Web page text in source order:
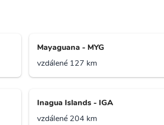
Mayaguana - MYG
vzdálené 127 km
Inagua Islands - IGA
vzdálené 204 km